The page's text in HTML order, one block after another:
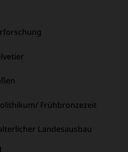
Frühbronzezeit
Landesausbau